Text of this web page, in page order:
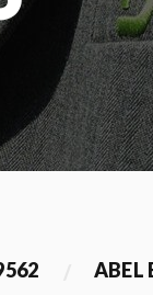
ABEL